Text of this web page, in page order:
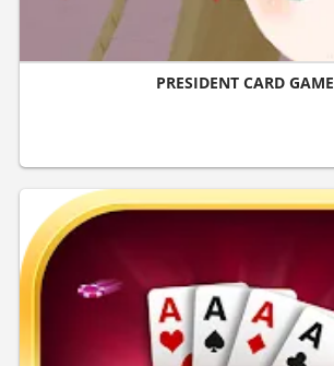
PRESIDENT CARD GAME